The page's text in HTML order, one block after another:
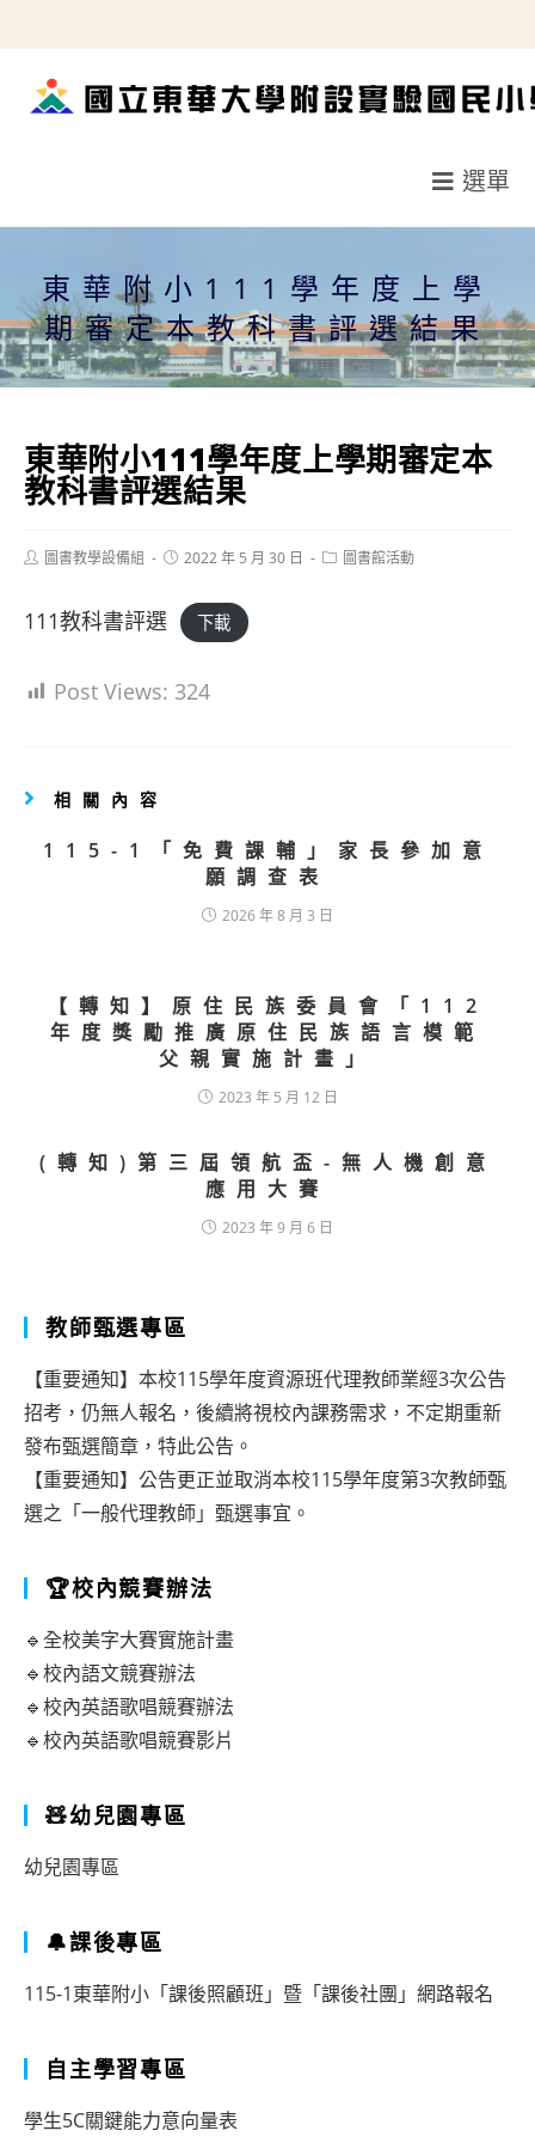
轉
選單
東華附小111學年度上學
期審定本教科書評選結果
東華附小111學年度上學期審定本
教科書評選結果
Post圖書教學設備組
Post2022 年 5 月 30 日
Post圖書館活動
111教科書評選 下載
Post Views: 324
相關內容
115-1「免費課輔」家長參加意
願調查表
2026 年 8 月 3 日
【轉知】原住民族委員會「112
年度獎勵推廣原住民族語言模範
父親實施計畫」
2023 年 5 月 12 日
(轉知)第三屆領航盃-無人機創意
應用大賽
2023 年 9 月 6 日
教師甄選專區
【重要通知】本校115學年度資源班代理教師業經3次公告
招考，仍無人報名，後續將視校內課務需求，不定期重新
發布甄選簡章，特此公告。
【重要通知】公告更正並取消本校115學年度第3次教師甄
選之「一般代理教師」甄選事宜。
🏆校內競賽辦法
🔹全校美字大賽實施計畫
🔹校內語文競賽辦法
🔹校內英語歌唱競賽辦法
🔹校內英語歌唱競賽影片
🧸幼兒園專區
幼兒園專區
🔔課後專區
115-1東華附小「課後照顧班」暨「課後社團」網路報名
自主學習專區
學生5C關鍵能力意向量表